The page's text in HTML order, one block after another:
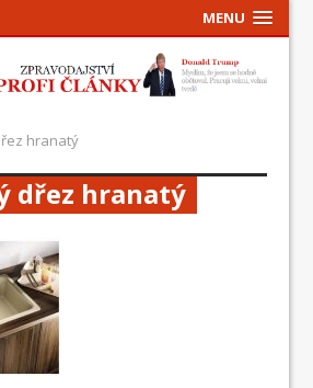
MENU
hranatý
dřez hranatý